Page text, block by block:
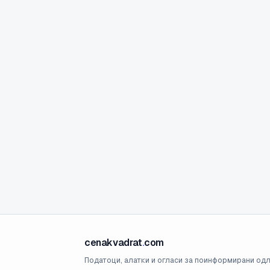
cenakvadrat.com
Податоци, алатки и огласи за поинформирани